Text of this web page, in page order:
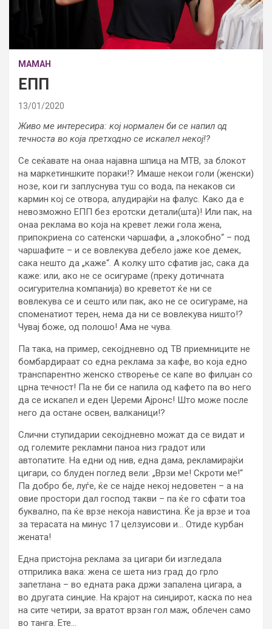
МАМАН
ЕПП
13/01/2020
Живо ме интересира: кој нормален би се напил од
течноста во која претходно се искапел некој!?
Се сеќавате на онаа најавна шпица на МТВ, за блокот
на маркетиншките пораки!? Имаше некои голи (женски)
нозе, кои ги заплуснува туш со вода, па некаков си
кармин кој се отвора, алудирајќи на фалус. Како да е
невозможно ЕПП без еротски детали(шта)! Или пак, на
онаа реклама во која на кревет лежи гола жена,
припокриена со сатенски чаршафи, а „злокобно“ – под
чаршафите – и се вовлекува дебело јаже кое демек,
сака нешто да „каже“. А колку што сфатив јас, сака да
каже: или, ако не се осигураме (преку дотичната
осигурителна компанија) во креветот ќе ни се
вовлекува се и сешто или пак, ако не се осигураме, на
споменатиот терен, нема да ни се вовлекува ништо!?
Чувај боже, од полошо! Ама не чува.
Па така, на пример, секојдневно од ТВ приемниците не
бомбардираат со една реклама за кафе, во која едно
транспарентно женско створење се капе во филџан со
црна течност! Па не би се напила од кафето па во него
да се искапел и еден Џереми Ајронс! Што може после
него да остане освен, валканици!?
Слични ступидарии секојдневно можат да се видат и
од големите рекламни паноа низ градот или
автопатите. На едни од нив, една дама, рекламирајќи
цигари, со блуден поглед вели: „Врзи ме! Скроти ме!“
Па добро бе, луѓе, ќе се најде некој недоветен – а на
овие простори дал господ такви – па ќе го сфати тоа
буквално, па ќе врзе некоја навистина. Ќе ја врзе и тоа
за терасата на минус 17 целзуисови и… Отиде курбан
жената!
Една пристојна реклама за цигари би изгледала
отприлика вака: жена се шета низ град до грло
запетлана – во едната рака држи запалена цигара, а
во другата синџие. На крајот на синџирот, каска по неа
на сите четири, за вратот врзан гол маж, облечен само
во танга. Ете…